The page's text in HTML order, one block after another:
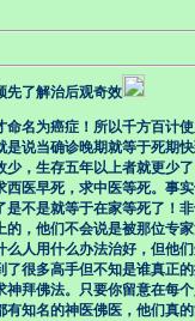
先了解治后观奇效
名为癌症！所以千方百计
说当确诊晚期就等于死期
少，生存五年以上者就更少
医早死，求中医等死。事
不是就等于在家等死了！
，他们不会说是被那位专
么人用什么办法治好，但他
很多高手但不知是谁真正
神拜佛法。只要你留意在每
知名的神医佛医，他们真